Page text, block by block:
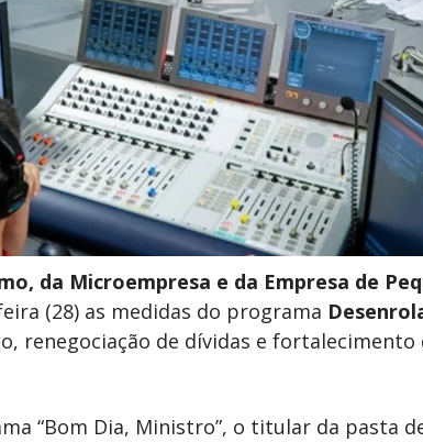
da Microempresa e da Empresa de
(28) as medidas do programa
renegociação de dívidas e fortalecimento
“Bom Dia, Ministro”, o titular da pasta